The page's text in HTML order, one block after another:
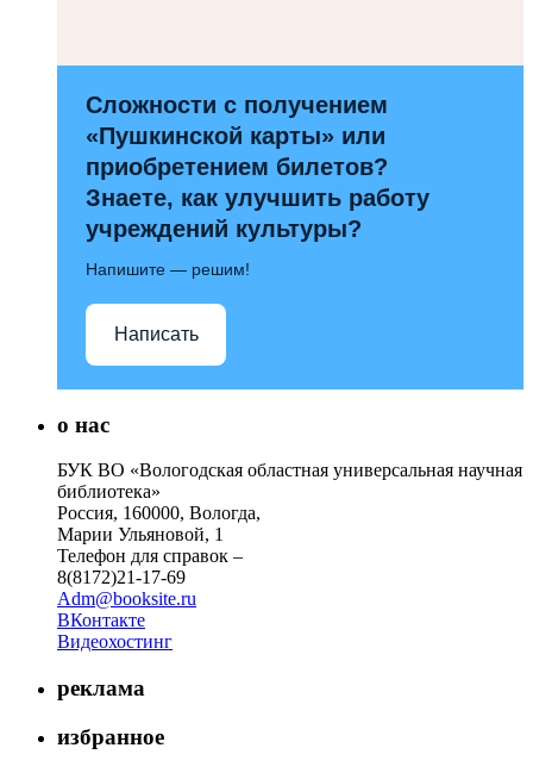
Сложности с получением
«Пушкинской карты» или
приобретением билетов?
Знаете, как улучшить работу
учреждений культуры?
Напишите — решим!
Написать
о нас
БУК ВО «Вологодская областная универсальная научная
библиотека»
Россия, 160000, Вологда,
Марии Ульяновой, 1
Телефон для справок –
8(8172)21-17-69
Adm@booksite.ru
ВКонтакте
Видеохостинг
реклама
избранное